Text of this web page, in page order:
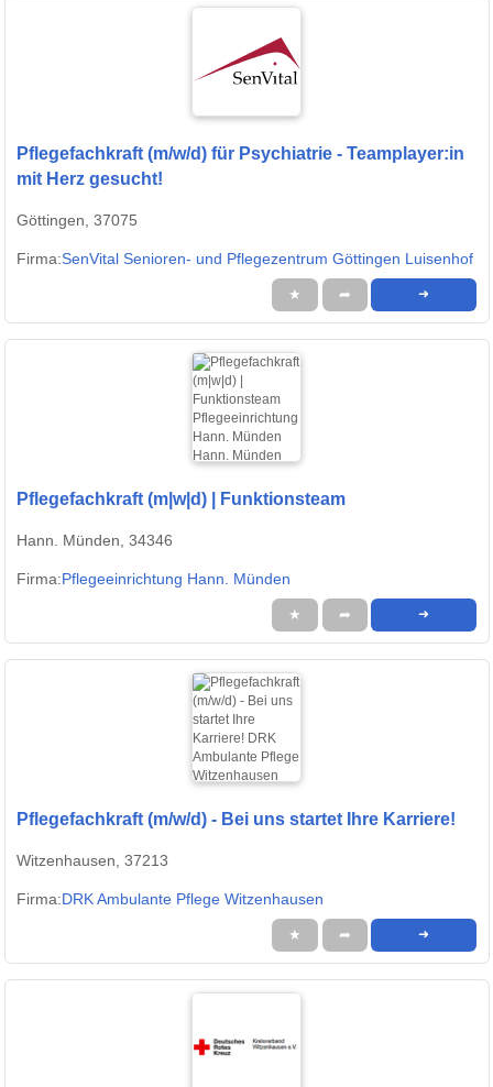
Pflegefachkraft (m/w/d) für Psychiatrie - Teamplayer:in
mit Herz gesucht!
Göttingen, 37075
Firma:SenVital Senioren- und Pflegezentrum Göttingen Luisenhof
★ ➦ ➜
Pflegefachkraft (m|w|d) | Funktionsteam
Hann. Münden, 34346
Firma:Pflegeeinrichtung Hann. Münden
★ ➦ ➜
Pflegefachkraft (m/w/d) - Bei uns startet Ihre Karriere!
Witzenhausen, 37213
Firma:DRK Ambulante Pflege Witzenhausen
★ ➦ ➜